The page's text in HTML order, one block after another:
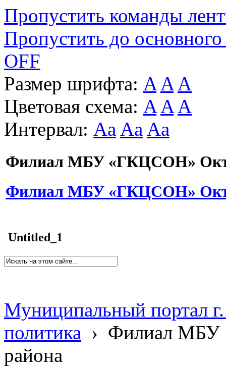
Пропустить команды
Пропустить до основного
OFF
Размер шрифта: A A A
Цветовая схема: A A A
Интервал: Aa Aa Aa
Филиал МБУ «ГКЦСОН»
Филиал МБУ «ГКЦСОН»
Untitled_1
Муниципальный портал
политика › Филиал МБУ
района